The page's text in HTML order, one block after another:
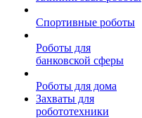
Спортивные роботы
Роботы для
банковской сферы
Роботы для дома
Захваты для
робототехники